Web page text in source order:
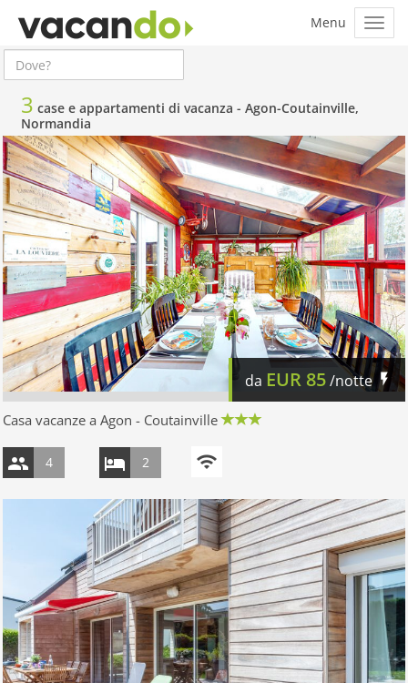
3 case e appartamenti di vacanza - Agon-Coutainville,
Normandia
da EUR 85/notte
Casa vacanze a Agon - Coutainville
4 2